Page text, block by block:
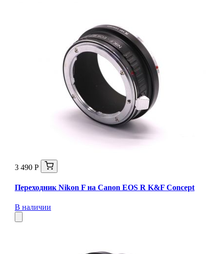
3 490 Р
Переходник Nikon F на Canon EOS R K&F Concept
В наличии